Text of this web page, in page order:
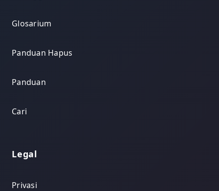
Glosarium
Panduan Hapus
Panduan
Cari
Legal
Privasi